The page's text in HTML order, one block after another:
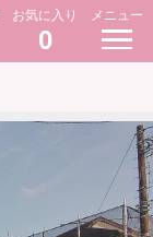
お気に入り
0
メニュー